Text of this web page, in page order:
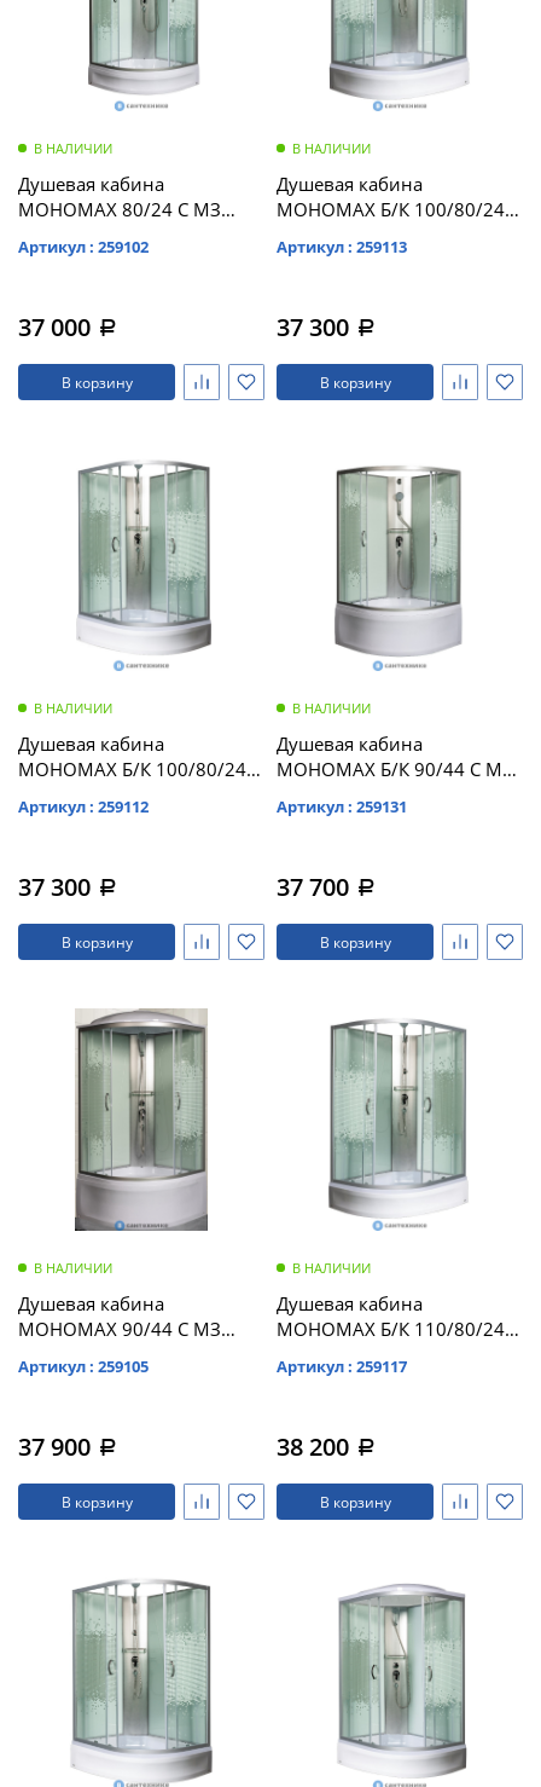
В НАЛИЧИИ
Душевая кабина
МОНОМАХ 80/24 С МЗ
(10000005757)
Артикул : 259102
37 000 a
В корзину
В НАЛИЧИИ
Душевая кабина
МОНОМАХ Б/К 100/80/24
1000*800*2060,
Артикул : 259113
37 300 a
В корзину
В НАЛИЧИИ
Душевая кабина
МОНОМАХ Б/К 100/80/24
1000*800*2060,
Артикул : 259112
37 300 a
В корзину
В НАЛИЧИИ
Душевая кабина
МОНОМАХ Б/К 90/44 С МЗ
полукруг (10000005759)
Артикул : 259131
37 700 a
В корзину
В НАЛИЧИИ
Душевая кабина
МОНОМАХ 90/44 С МЗ
(10000005760)
Артикул : 259105
37 900 a
В корзину
В НАЛИЧИИ
Душевая кабина
МОНОМАХ Б/К 110/80/24
1100*800*2060,
Артикул : 259117
38 200 a
В корзину